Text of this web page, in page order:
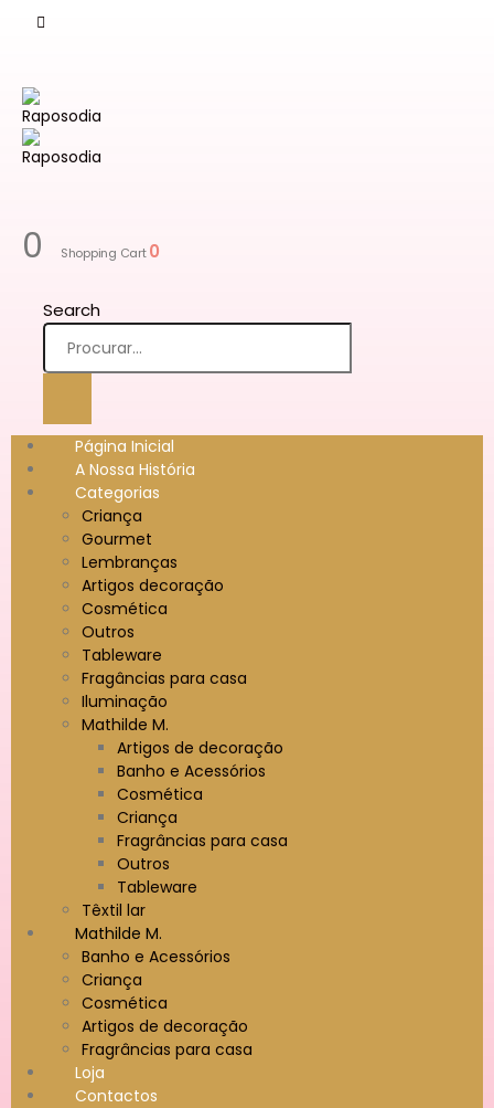
0 Shopping Cart0
Search
Página Inicial
A Nossa História
Categorias
Criança
Gourmet
Lembranças
Artigos decoração
Cosmética
Outros
Tableware
Fragâncias para casa
Iluminação
Mathilde M.
Artigos de decoração
Banho e Acessórios
Cosmética
Criança
Fragrâncias para casa
Outros
Tableware
Têxtil lar
Mathilde M.
Banho e Acessórios
Criança
Cosmética
Artigos de decoração
Fragrâncias para casa
Loja
Contactos